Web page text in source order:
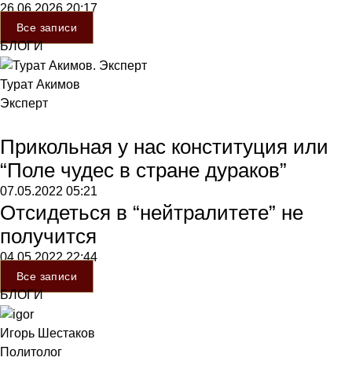
26.06.202620:17
Все записи
БЛОГИ
Турат Акимов
Эксперт
Прикольная у нас конституция или
“Поле чудес в стране дураков”
07.05.2022 05:21
Отсидеться в “нейтралитете” не
получится
04.05.202222:44
Все записи
БЛОГИ
Игорь Шестаков
Политолог